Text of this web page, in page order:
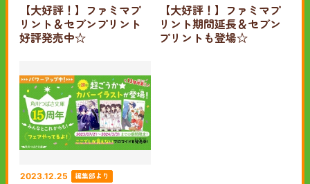
【大好評！】ファミマプ
リント＆セブンプリント
好評発売中☆
【大好評！】ファミマプ
リント期間延長＆セブン
プリントも登場☆
2023.12.25 編集部より